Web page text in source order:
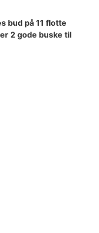
bud på 11 flotte
2 gode buske til